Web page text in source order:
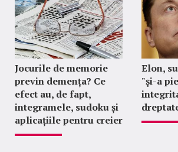
Jocurile de memorie
previn demența? Ce
efect au, de fapt,
integramele, sudoku și
aplicațiile pentru creier
Elon,
"şi-a